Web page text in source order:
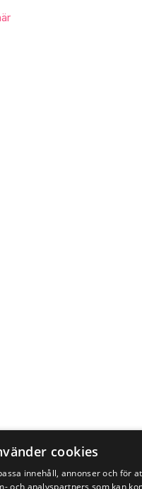
cookies
innehåll, annonser och för
och analyspartners som kan